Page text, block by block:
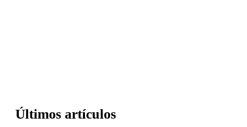
Últimos artículos